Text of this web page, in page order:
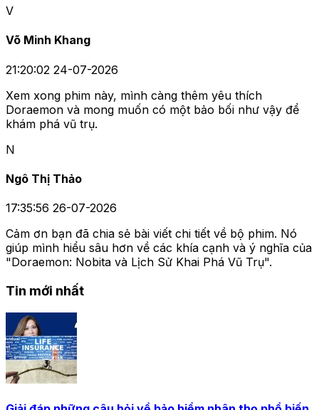
V
Võ Minh Khang
21:20:02 24-07-2026
Xem xong phim này, mình càng thêm yêu thích
Doraemon và mong muốn có một bảo bối như vậy để
khám phá vũ trụ.
N
Ngô Thị Thảo
17:35:56 26-07-2026
Cảm ơn bạn đã chia sẻ bài viết chi tiết về bộ phim. Nó
giúp mình hiểu sâu hơn về các khía cạnh và ý nghĩa của
"Doraemon: Nobita và Lịch Sử Khai Phá Vũ Trụ".
Tin mới nhất